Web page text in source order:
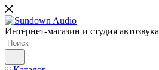
Интернет-магазин и студия автозвука